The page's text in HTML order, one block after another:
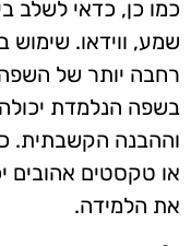
כמו כן, כדאי לשלב
שמע, ווידאו. שימוש
רחבה יותר של
בשפה הנלמדת
וההבנה הקשבתית.
או טקסטים אהובים
את הלמידה.